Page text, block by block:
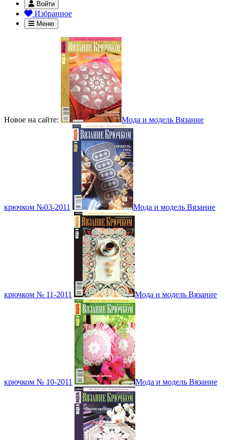
Войти
Избранное
Меню
Новое на сайте: Мода и модель Вязание
крючком №03-2011 Мода и модель Вязание
крючком № 11-2011 Мода и модель Вязание
крючком № 10-2011 Мода и модель Вязание